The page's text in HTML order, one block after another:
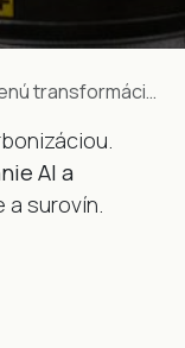
priemyslu
AI a
surovín.